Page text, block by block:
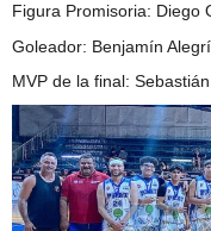
Figura Promisoria: Diego
Goleador: Benjamín
MVP de la final: